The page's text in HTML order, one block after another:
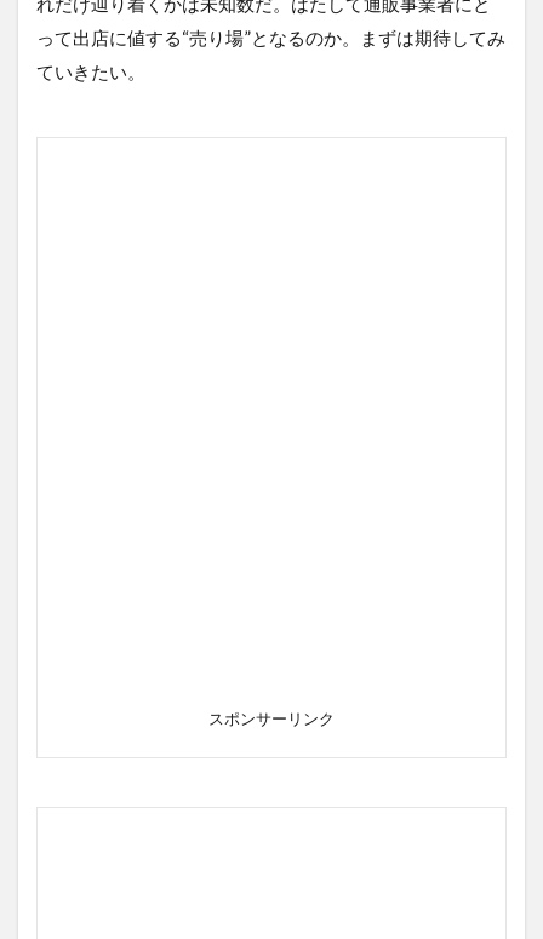
って出店に値する“売り場”となるのか。まずは期待してみ
ていきたい。
スポンサーリンク